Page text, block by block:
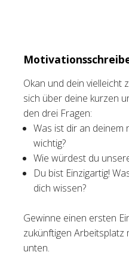
Okan und dein vielleicht
sich über deine kurzen
den drei Fragen:
Was ist dir an deinem
wichtig?
Wie würdest du
Du bist Einzigartig!
dich wissen?
Gewinne einen ersten
zukünftigen Arbeitsplatz
unten.